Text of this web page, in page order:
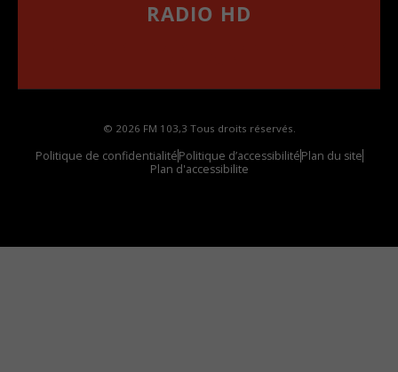
RADIO HD
© 2026 FM 103,3 Tous droits réservés.
Politique de confidentialitéPolitique d’accessibilitéPlan du site
Plan d'accessibilite